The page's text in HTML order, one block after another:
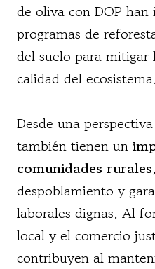
de oliva con DOP
programas de
del suelo para
calidad del ecosistema.
Desde una
también tienen un
comunidades rurales
despoblamiento y
laborales dignas. Al
local y el comercio
contribuyen al